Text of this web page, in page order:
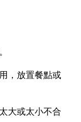
，放置餐點或
大或太小不合